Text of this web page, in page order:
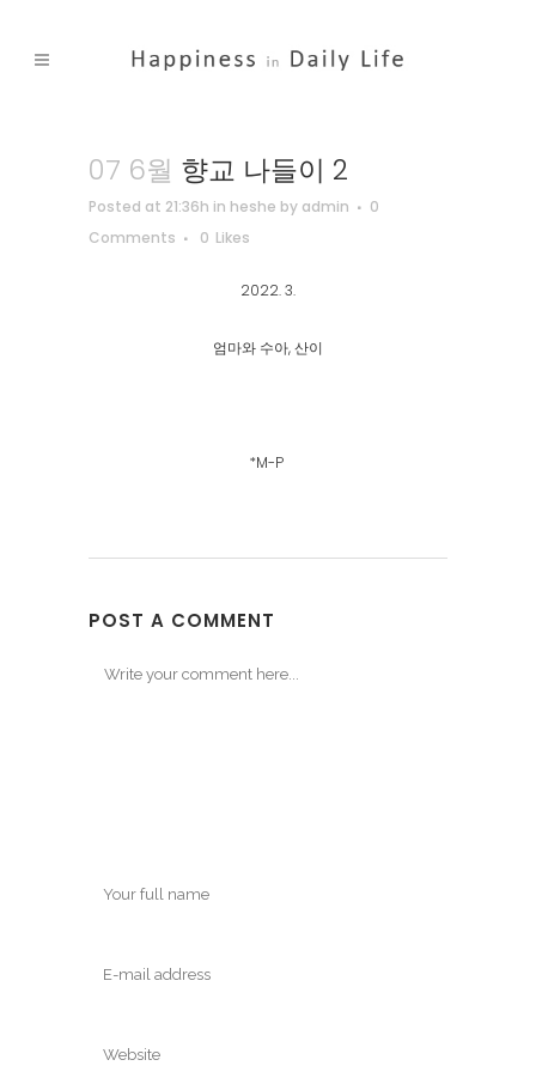
07 6월 향교 나들이 2
Posted at 21:36h in heshe by admin
0
Comments
0 Likes
2022. 3.
엄마와 수아, 산이
*M-P
POST A COMMENT